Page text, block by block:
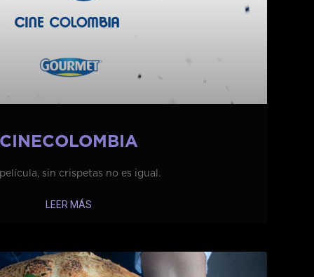
CINECOLOMBIA
sin crispetas no es igual.
LEER MÁS